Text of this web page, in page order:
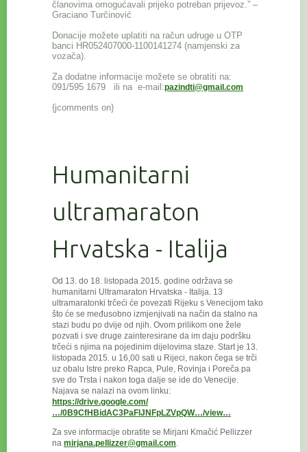
članovima omogućavali prijeko potreban prijevoz.” –
Graciano Turčinović
Donacije možete uplatiti na račun udruge u OTP
banci HR052407000-1100141274 (namjenski za
vozača).
Za dodatne informacije možete se obratiti na:
091/595 1679 ili na e-mail:pazindti@gmail.com
{jcomments on}
Humanitarni
ultramaraton
Hrvatska - Italija
Od 13. do 18. listopada 2015. godine održava se
humanitarni Ultramaraton Hrvatska - Italija. 13
ultramaratonki trčeći će povezati Rijeku s Venecijom tako
što će se međusobno izmjenjivati na način da stalno na
stazi budu po dvije od njih. Ovom prilikom one žele
pozvati i sve druge zainteresirane da im daju podršku
trčeći s njima na pojedinim dijelovima staze. Start je 13.
listopada 2015. u 16,00 sati u Rijeci, nakon čega se trči
uz obalu Istre preko Rapca, Pule, Rovinja i Poreča pa
sve do Trsta i nakon toga dalje se ide do Venecije.
Najava se nalazi na ovom linku:
https://drive.google.com/
…/0B9CfHBidAC3PaFlJNFpLZVpQW…/view…
Za sve informacije obratite se Mirjani Kmačić Pellizzer
na mirjana.pellizzer@gmail.com.